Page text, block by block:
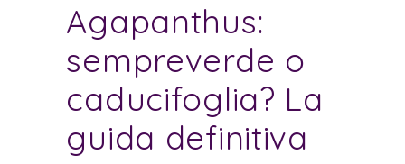
Agapanthus:
sempreverde o
caducifoglia? La
guida definitiva